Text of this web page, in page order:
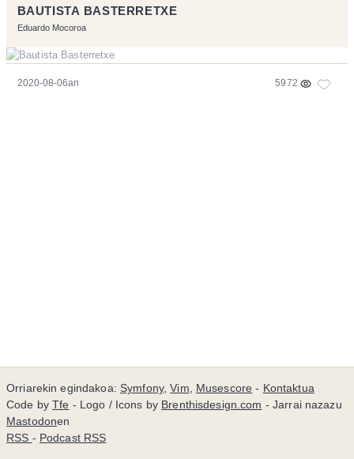
BAUTISTA BASTERRETXE
Eduardo Mocoroa
2020-08-06an 5972
Orriarekin egindakoa: Symfony,Vim, Musescore - Kontaktua
Code byTfe - Logo / Icons by Brenthisdesign.com - Jarrai nazazu
Mastodonen
RSS - Podcast RSS